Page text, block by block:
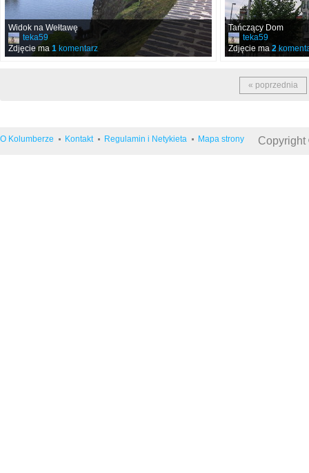
Widok na Wełtawę
teka59
Zdjęcie ma 1 komentarz
Tańczący Dom
teka59
Zdjęcie ma 2
« poprzednia
O Kolumberze Kontakt Regulamin i Netykieta Mapa strony